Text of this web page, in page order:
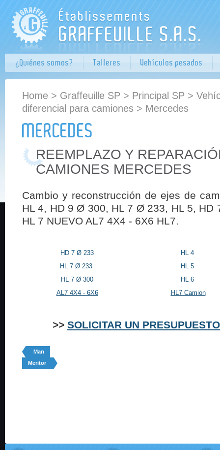
¿Quiénes somos? Talleres Vehículos pesados
Home > Graffeuille SP > Principal SP >
diferencial para camiones > Mercedes
MERCEDES
REEMPLAZO Y
CAMIONES MERCEDES
Cambio y reconstrucción de ejes de
HL 4, HD 9 Ø 300, HL 7 Ø 233, HL 5, HD
HL 7 NUEVO AL7 4X4 - 6X6 HL7.
HD 7 Ø 233
HL 4
HL 7 Ø 233
HL 5
HL 7 Ø 300
HL 6
AL7 4X4 - 6X6
HL7 Camion
>> SOLICITAR UN
Man
Meritor